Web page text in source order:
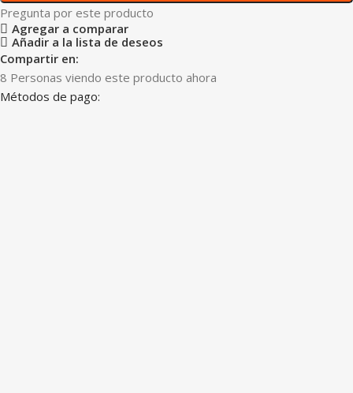
Pregunta por este producto
Agregar a comparar
Añadir a la lista de deseos
Compartir en:
8 Personas viendo este producto ahora
Métodos de pago: